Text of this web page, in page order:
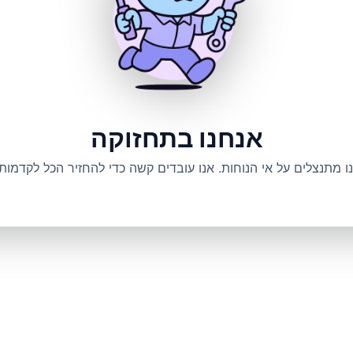
אנחנו בתחזוקה
מתנצלים על אי הנוחות. אנו עובדים קשה כדי להחזיר הכל